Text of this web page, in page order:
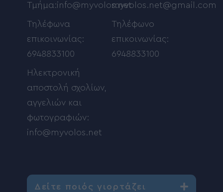
Τμήμα:info@myvolos.net
Τηλέφωνα
επικοινωνίας:
6948833100
Ηλεκτρονική
αποστολή σχολίων,
αγγελιών και
φωτογραφιών:
info@myvolos.net
myvolos.net@gmail.com
Τηλέφωνο
επικοινωνίας:
6948833100
Δείτε ποιός γιορτάζει